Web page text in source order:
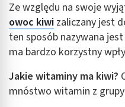
Ze względu na swoje
owoc kiwi zaliczany jest
ten sposób nazywana
ma bardzo korzystny
Jakie witaminy ma kiwi?
mnóstwo witamin z